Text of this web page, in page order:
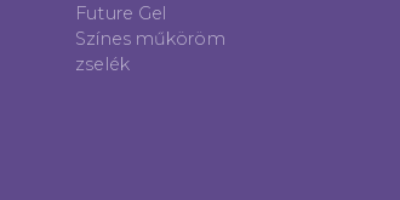
Future Gel
Színes műköröm
zselék